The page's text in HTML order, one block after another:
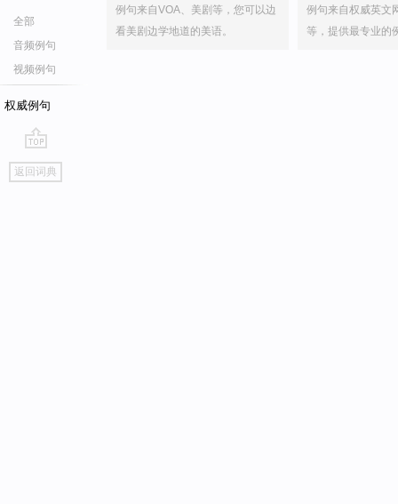
全部
音频例句
视频例句
权威例句
go
top
返回词典
例句来自VOA、美剧等，您可以边
看美剧边学地道的美语。
例句来自权威英文
等，提供最专业的